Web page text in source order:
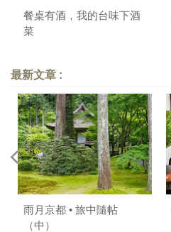
餐桌有酒，我的台味下酒
菜
最新文章 :
雨月京都 • 旅中隨帖
（中）